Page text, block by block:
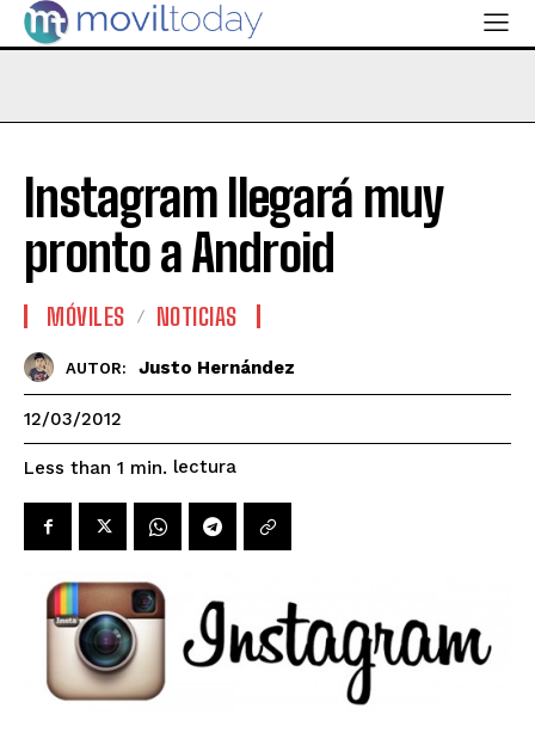
Instagram llegará muy
pronto a Android
MÓVILES NOTICIAS
AUTOR: Justo Hernández
12/03/2012
Less than 1 min. lectura